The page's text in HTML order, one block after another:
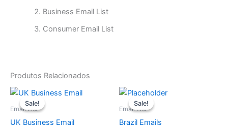
Business Email List
Consumer Email List
Produtos Relacionados
Sale!
Sale!
Email List
UK Business Email
O
preço
original
$350.
O
$300.
Sale!
Sale!
Email List
Brazil Emails
O
preço
original
$400.
O
$350.